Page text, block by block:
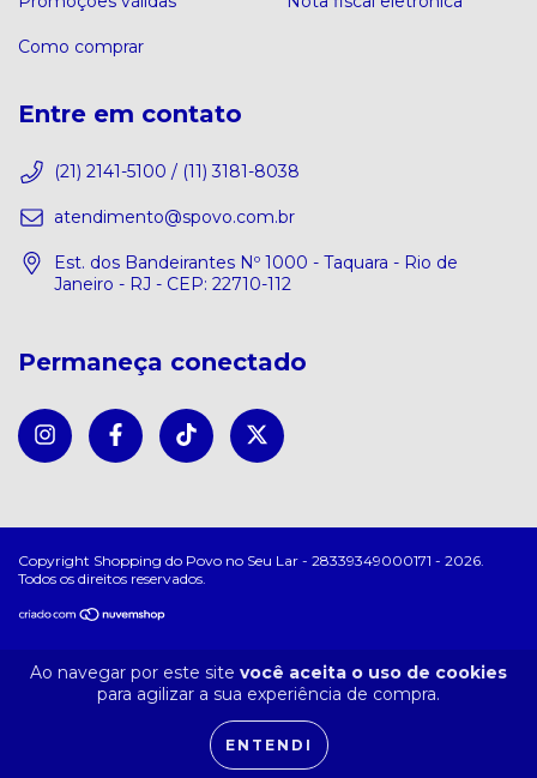
Ao navegar por este site você aceita o uso de cookies
para agilizar a sua experiência de compra.
ENTENDI
Como comprar
Entre em contato
(21) 2141-5100 / (11) 3181-8038
atendimento@spovo.com.br
Est. dos Bandeirantes Nº 1000 - Taquara - Rio de
Janeiro - RJ - CEP: 22710-112
Permaneça conectado
Copyright Shopping do Povo no Seu Lar - 28339349000171 - 2026.
Todos os direitos reservados.